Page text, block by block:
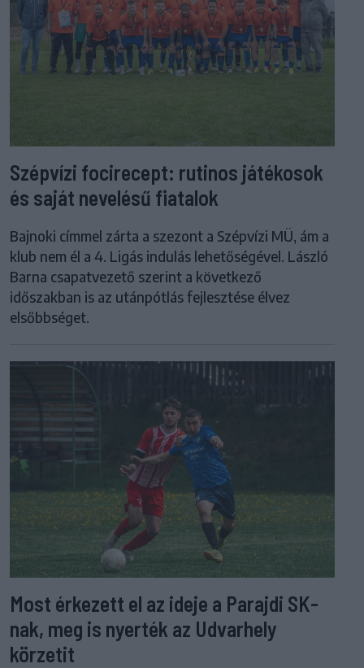
Szépvízi focirecept: rutinos játékosok
és saját nevelésű fiatalok
Bajnoki címmel zárta a szezont a Szépvízi MÜ, ám a
klub nem él a 4. Ligás indulás lehetőségével. László
Barna csapatvezető szerint a következő
időszakban is az utánpótlás fejlesztése élvez
elsőbbséget.
Most érkezett el az ideje a Parajdi SK-
nak, meg is nyerték az Udvarhely
körzetit